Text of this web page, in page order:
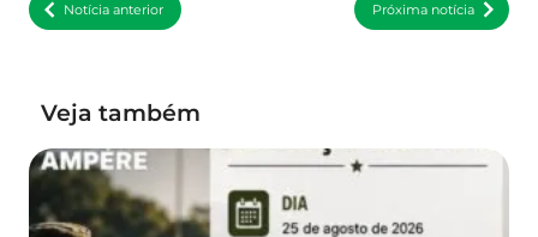
Notícia anterior Próxima notícia
Veja também